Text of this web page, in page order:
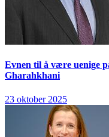
Evnen til å være uenige
Gharahkhani
23 oktober 2025